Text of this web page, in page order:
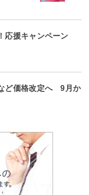
応援キャンペーン
ど価格改定へ 9月か